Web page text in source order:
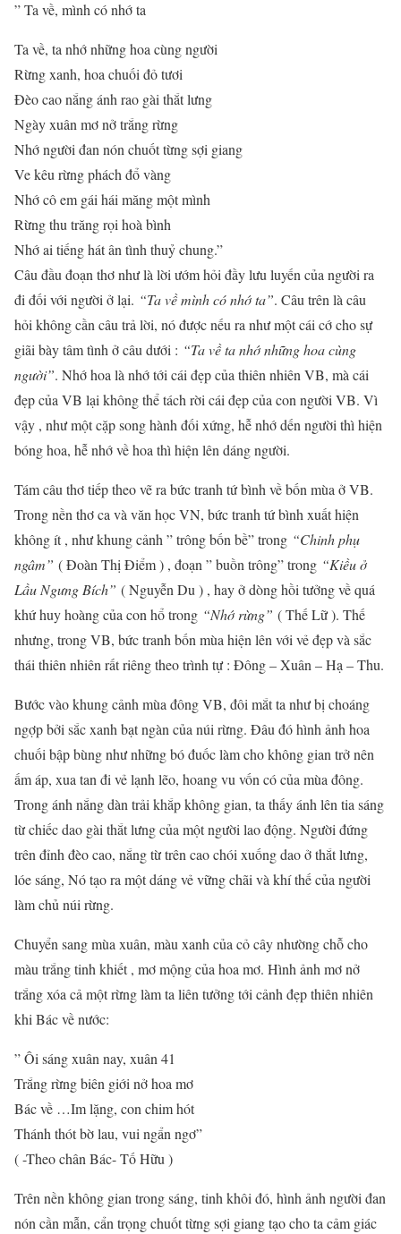
” Ta về, mình có nhớ ta
Ta về, ta nhớ những hoa cùng người
Rừng xanh, hoa chuối đỏ tươi
Đèo cao nắng ánh rao gài thắt lưng
Ngày xuân mơ nở trắng rừng
Nhớ người đan nón chuốt từng sợi giang
Ve kêu rừng phách đổ vàng
Nhớ cô em gái hái măng một mình
Rừng thu trăng rọi hoà bình
Nhớ ai tiếng hát ân tình thuỷ chung.”
Câu đầu đoạn thơ như là lời ướm hỏi đầy lưu luyến của người ra
đi đối với người ở lại. “Ta về mình có nhớ ta”. Câu trên là câu
hỏi không cần câu trả lời, nó được nếu ra như một cái cớ cho sự
giãi bày tâm tình ở câu dưới : “Ta về ta nhớ những hoa cùng
người”. Nhớ hoa là nhớ tới cái đẹp của thiên nhiên VB, mà cái
đẹp của VB lại không thể tách rời cái đẹp của con người VB. Vì
vậy , như một cặp song hành đối xứng, hễ nhớ dến người thì hiện
bóng hoa, hễ nhớ về hoa thì hiện lên dáng người.
Tám câu thơ tiếp theo vẽ ra bức tranh tứ bình về bốn mùa ở VB.
Trong nền thơ ca và văn học VN, bức tranh tứ bình xuất hiện
không ít , như khung cảnh ” trông bốn bề” trong “Chinh phụ
ngâm” ( Đoàn Thị Điểm ) , đoạn ” buồn trông” trong “Kiều ở
Lầu Ngưng Bích” ( Nguyễn Du ) , hay ở dòng hồi tưởng về quá
khứ huy hoàng của con hổ trong “Nhớ rừng” ( Thế Lữ ). Thế
nhưng, trong VB, bức tranh bốn mùa hiện lên với vẻ đẹp và sắc
thái thiên nhiên rất riêng theo trình tự : Đông – Xuân – Hạ – Thu.
Bước vào khung cảnh mùa đông VB, đôi mắt ta như bị choáng
ngợp bởi sắc xanh bạt ngàn của núi rừng. Đâu đó hình ảnh hoa
chuối bập bùng như những bó đuốc làm cho không gian trở nên
ấm áp, xua tan đi vẻ lạnh lẽo, hoang vu vốn có của mùa đông.
Trong ánh nắng dàn trải khắp không gian, ta thấy ánh lên tia sáng
từ chiếc dao gài thắt lưng của một người lao động. Người đứng
trên đỉnh đèo cao, nắng từ trên cao chói xuống dao ở thắt lưng,
lóe sáng, Nó tạo ra một dáng vẻ vững chãi và khí thế của người
làm chủ núi rừng.
Chuyển sang mùa xuân, màu xanh của cỏ cây nhường chỗ cho
màu trắng tinh khiết , mơ mộng của hoa mơ. Hình ảnh mơ nở
trắng xóa cả một rừng làm ta liên tưởng tới cảnh đẹp thiên nhiên
khi Bác về nước:
” Ôi sáng xuân nay, xuân 41
Trắng rừng biên giới nở hoa mơ
Bác về …Im lặng, con chim hót
Thánh thót bờ lau, vui ngẩn ngơ”
( -Theo chân Bác- Tố Hữu )
Trên nền không gian trong sáng, tinh khôi đó, hình ảnh người đan
nón cần mẫn, cẩn trọng chuốt từng sợi giang tạo cho ta cảm giác